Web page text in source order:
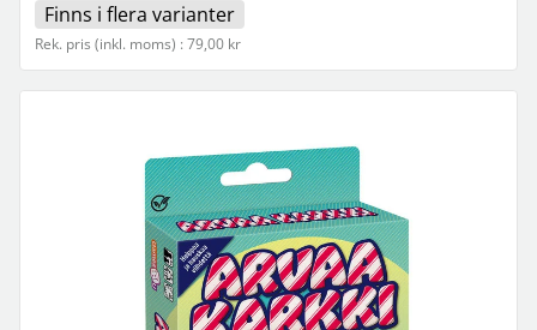
Finns i flera varianter
Rek. pris (inkl. moms) : 79,00 kr